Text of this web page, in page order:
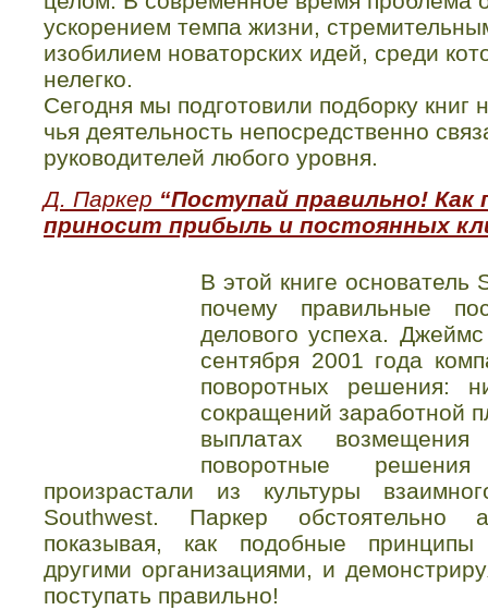
ускорением темпа жизни,
изобилием новаторских идей, среди
нелегко.
Сегодня мы подготовили подборку книг
чья деятельность непосредственно
руководителей любого уровня.
Д. Паркер “Поступай правильно!
приносит прибыль и постоянных
В этой книге основатель
почему правильные
делового успеха.
сентября 2001 года
поворотных решения:
сокращений заработной
выплатах
поворотные
произрастали из культуры
Southwest. Паркер обстоятельно
показывая, как подобные
другими организациями, и
поступать правильно!